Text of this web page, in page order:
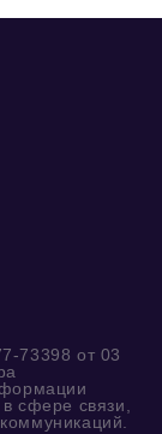
73398 от 03
сфере связи,